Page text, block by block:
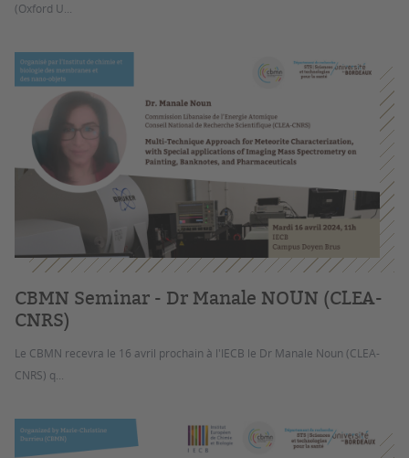
(Oxford U...
CBMN Seminar - Dr Manale NOUN (CLEA-
CNRS)
Le CBMN recevra le 16 avril prochain à l'IECB le Dr Manale Noun (CLEA-
CNRS) q...